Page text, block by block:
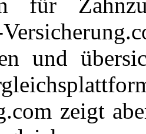
und
zeigt